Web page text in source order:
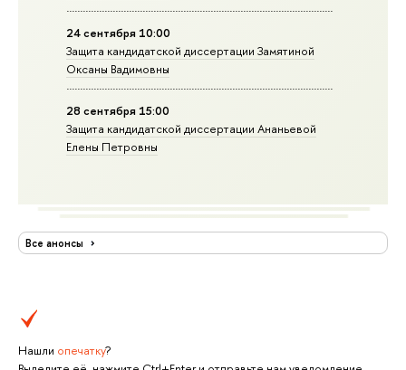
24 сентября 10:00
Защита кандидатской диссертации Замятиной
Оксаны Вадимовны
28 сентября 15:00
Защита кандидатской диссертации Ананьевой
Елены Петровны
Все анонсы
Нашли опечатку?